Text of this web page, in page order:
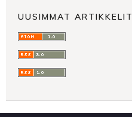
UUSIMMAT ARTIKKELIT